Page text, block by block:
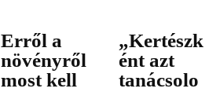
Erről a
növényről
most kell
„Kertészk
ént azt
tanácsolo